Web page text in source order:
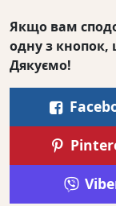
Якщо вам
одну з кнопок,
Дякуємо!